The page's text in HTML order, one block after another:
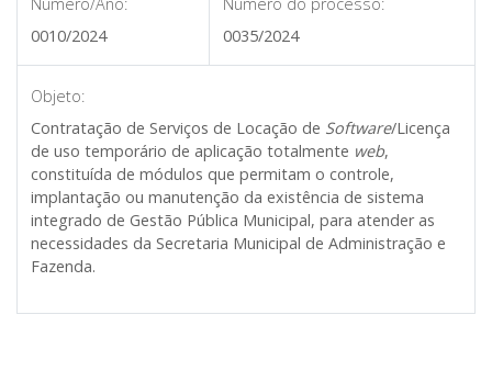
0010/2024
0035/2024
Objeto:
Contratação de Serviços de Locação de Software/Licença
de uso temporário de aplicação totalmente web,
constituída de módulos que permitam o controle,
implantação ou manutenção da existência de sistema
integrado de Gestão Pública Municipal, para atender as
necessidades da Secretaria Municipal de Administração e
Fazenda.